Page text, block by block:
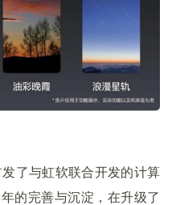
发了与虹软联合开发的计算
的完善与沉淀，在升级了